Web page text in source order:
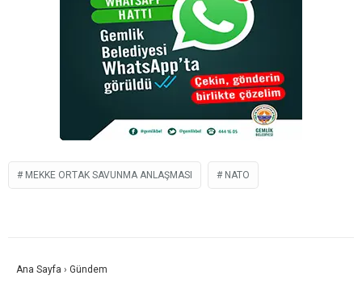
MEKKE ORTAK SAVUNMA ANLAŞMASI NATO
Ana Sayfa › Gündem